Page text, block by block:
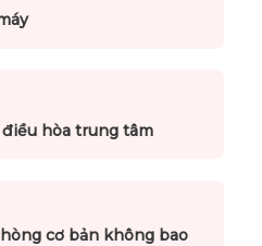
hòa trung tâm
cơ bản không bao